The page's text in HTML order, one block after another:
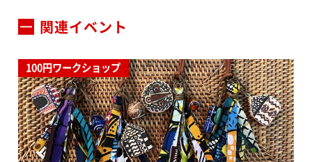
関連イベント
100円ワークショップ